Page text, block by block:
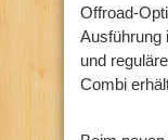
Offroad-
Ausführung
und
Combi